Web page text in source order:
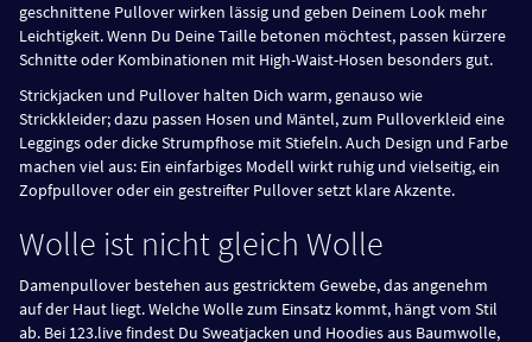
geschnittene Pullover wirken lässig und geben Deinem Look mehr
Leichtigkeit. Wenn Du Deine Taille betonen möchtest, passen kürzere
Schnitte oder Kombinationen mit High-Waist-Hosen besonders gut.
Strickjacken und Pullover halten Dich warm, genauso wie
Strickkleider; dazu passen Hosen und Mäntel, zum Pulloverkleid eine
Leggings oder dicke Strumpfhose mit Stiefeln. Auch Design und Farbe
machen viel aus: Ein einfarbiges Modell wirkt ruhig und vielseitig, ein
Zopfpullover oder ein gestreifter Pullover setzt klare Akzente.
Wolle ist nicht gleich Wolle
Damenpullover bestehen aus gestricktem Gewebe, das angenehm
auf der Haut liegt. Welche Wolle zum Einsatz kommt, hängt vom Stil
ab. Bei 123.live findest Du Sweatjacken und Hoodies aus Baumwolle,